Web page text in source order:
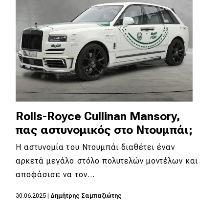
Rolls-Royce Cullinan Mansory,
πας αστυνομικός στο Ντουμπάι;
Η αστυνομία του Ντουμπάι διαθέτει έναν
αρκετά μεγάλο στόλο πολυτελών μοντέλων και
αποφάσισε να τον…
30.06.2025 Δημήτρης Σαμπαζιώτης